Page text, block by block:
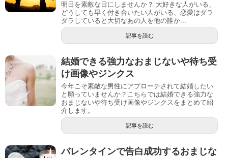
明日を素敵な日にしませんか？ 大好きな人がいる、
どうしても早く付き合いたい人がいる、恋愛はダラ
ダラしていると大切なあの人を他の誰か...
記事を読む
結婚できる強力なおまじないや待ち受
け画像やジンクス
今年こそ素敵な男性にアプローチされて結婚したい
と願っていませんか？こちらでは結婚できる強力な
おまじないや待ち受け画像やジンクスをまとめて紹
介します。
記事を読む
バレンタインで告白成功するおまじな